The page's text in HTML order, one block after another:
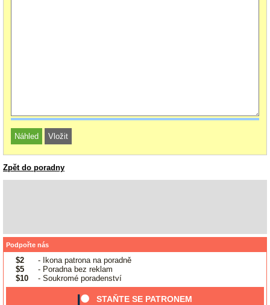
Zpět do poradny
Podpořte nás
$2
- Ikona patrona na poradně
$5
- Poradna bez reklam
$10
- Soukromé poradenství
STAŇTE SE PATRONEM